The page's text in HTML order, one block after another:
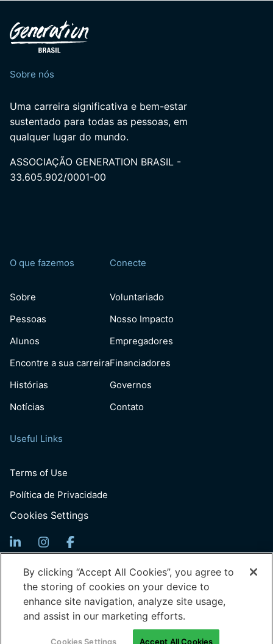
Sobre nós
Uma carreira significativa e bem-estar
sustentado para todas as pessoas, em
qualquer lugar do mundo.
ASSOCIAÇÃO GENERATION BRASIL -
33.605.902/0001-00
O que fazemos
Sobre
Pessoas
Alunos
Encontre a sua carreira
Histórias
Notícias
Conecte
Voluntariado
Nosso Impacto
Empregadores
Financiadores
Governos
Contato
Useful Links
Terms of Use
Política de Privacidade
Cookies Settings
Registre para receber mais informações
Email
(Requerido)
© 2026 Generation: You Employed, Inc.
By clicking “Accept All Cookies”, you agree to
the storing of cookies on your device to
enhance site navigation, analyze site usage,
and assist in our marketing efforts.
Cookies Settings Accept All Cookies